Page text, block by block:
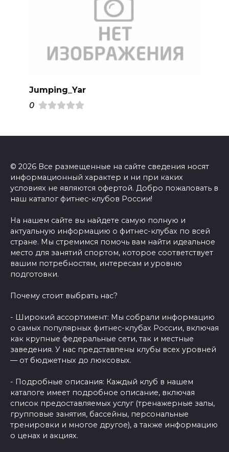
Jumping_Yar
0
© 2026 Все размещенные на сайте сведения носят
информационный характер и ни при каких
условиях не являются офертой. Добро пожаловать в
наш каталог фитнес-клубов России!
На нашем сайте вы найдете самую полную и
актуальную информацию о фитнес-клубах по всей
стране. Мы стремимся помочь вам найти идеальное
место для занятий спортом, которое соответствует
вашим потребностям, интересам и уровню
подготовки.
Почему стоит выбрать нас?
- Широкий ассортимент: Мы собрали информацию
о самых популярных фитнес-клубах России, включая
как крупные федеральные сети, так и местные
заведения. У нас представлены клубы всех уровней
— от бюджетных до люксовых.
- Подробные описания: Каждый клуб в нашем
каталоге имеет подробное описание, включая
список предоставляемых услуг (тренажерные залы,
групповые занятия, бассейны, персональные
тренировки и многое другое), а также информацию
о ценах и акциях.